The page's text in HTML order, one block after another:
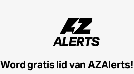
Word gratis lid van AZAlerts!